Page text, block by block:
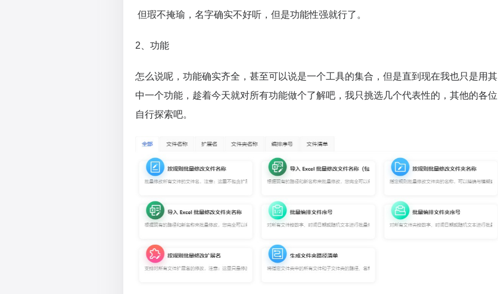
但瑕不掩瑜，名字确实不好听，但是功能性强就行了。
2、功能
怎么说呢，功能确实齐全，甚至可以说是一个工具的集合，但是直到现在我也只是用其
中一个功能，趁着今天就对所有功能做个了解吧，我只挑选几个代表性的，其他的各位
自行探索吧。